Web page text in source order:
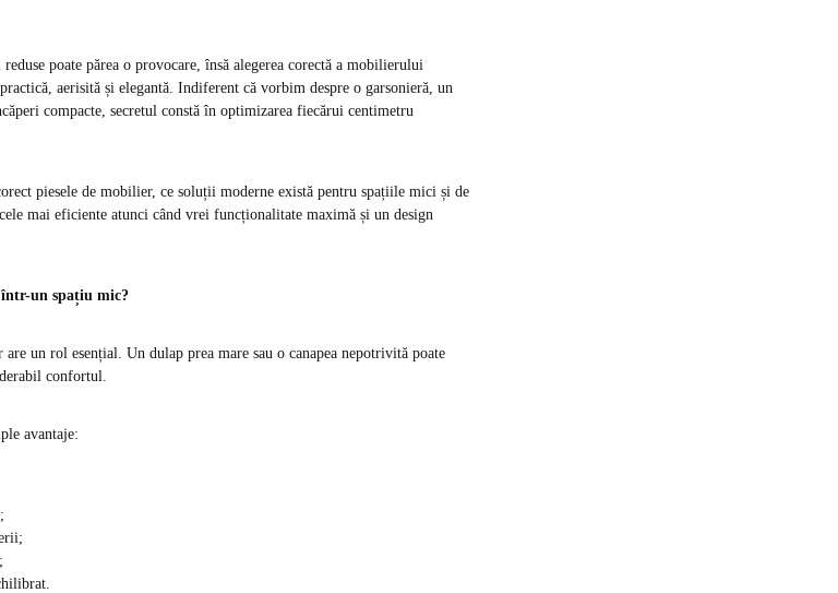
poate părea o provocare, însă alegerea corectă a mobilierului
aerisită și elegantă. Indiferent că vorbim despre o garsonieră, un
compacte, secretul constă în optimizarea fiecărui centimetru
piesele de mobilier, ce soluții moderne există pentru spațiile mici și de
mai eficiente atunci când vrei funcționalitate maximă și un design
un spațiu mic?
un rol esențial. Un dulap prea mare sau o canapea nepotrivită poate
confortul.
avantaje: